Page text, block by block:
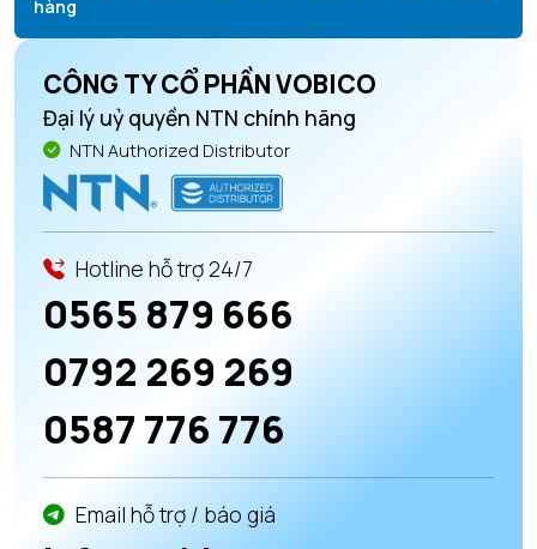
hàng
CÔNG TY CỔ PHẦN VOBICO
Đại lý uỷ quyền NTN chính hãng
NTN Authorized Distributor
Hotline hỗ trợ 24/7
0565 879 666
0792 269 269
0587 776 776
Email hỗ trợ / báo giá